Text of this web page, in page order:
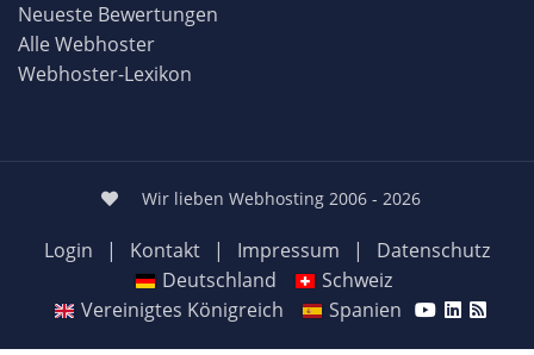
Neueste Bewertungen
Alle Webhoster
Webhoster-Lexikon
Wir lieben Webhosting 2006 - 2026
Login | Kontakt | Impressum |
Datenschutz
Deutschland
Schweiz
Vereinigtes Königreich
Spanien